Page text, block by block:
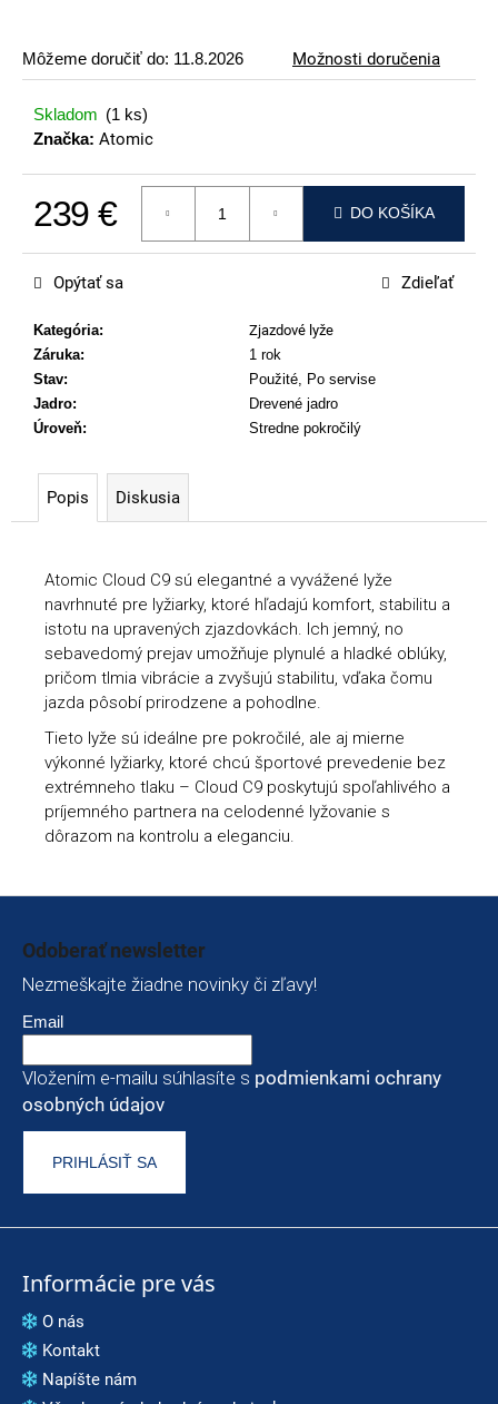
Môžeme doručiť do: 11.8.2026 Možnosti doručenia
Skladom (1 ks)
Značka: Atomic
239 €
Jednotková cena:
DO KOŠÍKA
Kategória:
Zjazdové lyže
Záruka:
1 rok
Stav:
Použité, Po servise
Jadro:
Drevené jadro
Úroveň: Stredne pokročilý
Opýtať sa Zdieľať
Popis Diskusia
Atomic Cloud C9 sú elegantné a vyvážené lyže
navrhnuté pre lyžiarky, ktoré hľadajú komfort, stabilitu a
istotu na upravených zjazdovkách. Ich jemný, no
sebavedomý prejav umožňuje plynulé a hladké oblúky,
pričom tlmia vibrácie a zvyšujú stabilitu, vďaka čomu
jazda pôsobí prirodzene a pohodlne.
Tieto lyže sú ideálne pre pokročilé, ale aj mierne
výkonné lyžiarky, ktoré chcú športové prevedenie bez
extrémneho tlaku – Cloud C9 poskytujú spoľahlivého a
príjemného partnera na celodenné lyžovanie s
dôrazom na kontrolu a eleganciu.
o
r
ú
č
e
ATOMIC
REDSTER
J2(SPORT
EDITION)
79
Odoberať newsletter
Nezmeškajte žiadne novinky či zľavy!
Email
Vložením e-mailu súhlasíte s podmienkami ochrany
osobných údajov
PRIHLÁSIŤ SA
Informácie pre vás
O nás
Kontakt
Napíšte nám